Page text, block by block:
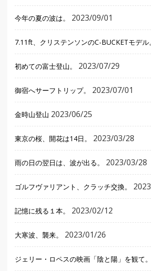
今年の夏の波は。 2023/09/01
7.11ft、クリステンソンのC-BUCKETモデル。
初めての富士登山。 2023/07/29
御宿へサーフトリップ。 2023/07/01
金時山登山 2023/06/25
東京の桜、開花は14日。 2023/03/28
雨の日の翌日は、波が出る。 2023/03/28
ゴルフヴァリアント、クラッチ交換。
記憶に残る１本。 2023/02/12
大寒波、襲来。 2023/01/26
ジェリー・ロペスの映画「陰と陽」を観て。